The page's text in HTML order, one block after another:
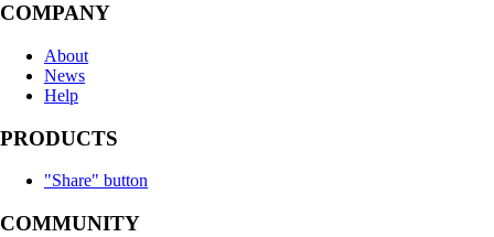
COMPANY
About
News
Help
PRODUCTS
"Share" button
COMMUNITY